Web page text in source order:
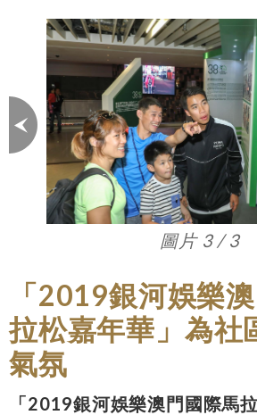
圖片 3 / 3
「2019銀河娛樂
拉松嘉年華」為社
氣氛
「2019銀河娛樂澳門國際馬